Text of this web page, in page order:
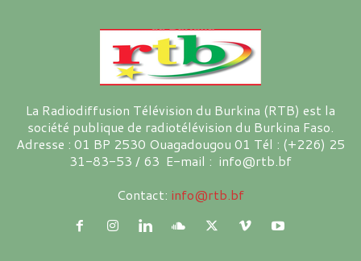
La Radiodiffusion Télévision du Burkina (RTB) est la
société publique de radiotélévision du Burkina Faso.
Adresse : 01 BP 2530 Ouagadougou 01 Tél : (+226) 25
31-83-53 / 63 E-mail : info@rtb.bf
Contact: info@rtb.bf